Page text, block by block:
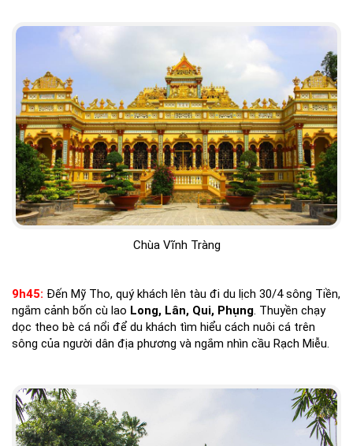
Chùa Vĩnh Tràng
9h45: Đến Mỹ Tho, quý khách lên tàu đi du lịch 30/4 sông Tiền,
ngắm cảnh bốn cù lao Long, Lân, Qui, Phụng . Thuyền chạy
dọc theo bè cá nổi để du khách tìm hiểu cách nuôi cá trên
sông của người dân địa phương và ngắm nhìn cầu Rạch Miễu.